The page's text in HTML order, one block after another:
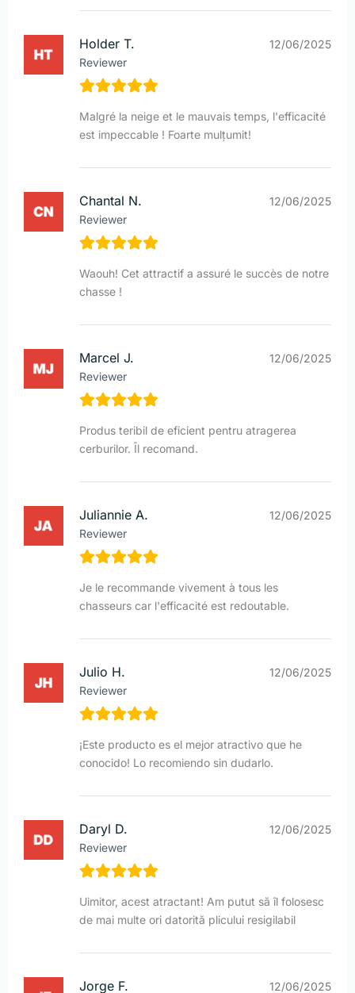
Holder T.
Reviewer
12/06/2025
Malgré la neige et le mauvais temps, l'efficacité
est impeccable ! Foarte mulțumit!
Chantal N.
Reviewer
12/06/2025
Waouh! Cet attractif a assuré le succès de notre
chasse !
Marcel J.
Reviewer
12/06/2025
Produs teribil de eficient pentru atragerea
cerburilor. Îl recomand.
Juliannie A.
Reviewer
12/06/2025
Je le recommande vivement à tous les
chasseurs car l'efficacité est redoutable.
Julio H.
Reviewer
12/06/2025
¡Este producto es el mejor atractivo que he
conocido! Lo recomiendo sin dudarlo.
Daryl D.
Reviewer
12/06/2025
Uimitor, acest atractant! Am putut să îl folosesc
de mai multe ori datorită plicului resigilabil
Jorge F. 12/06/2025